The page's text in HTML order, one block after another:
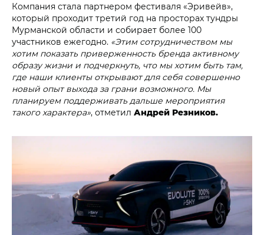
Компания стала партнером фестиваля «Эривейв»,
который проходит третий год на просторах тундры
Мурманской области и собирает более 100
участников ежегодно. «Этим сотрудничеством мы
хотим показать приверженность бренда активному
образу жизни и подчеркнуть, что мы хотим быть там,
где наши клиенты открывают для себя совершенно
новый опыт выхода за грани возможного. Мы
планируем поддерживать дальше мероприятия
такого характера», отметил Андрей Резников.